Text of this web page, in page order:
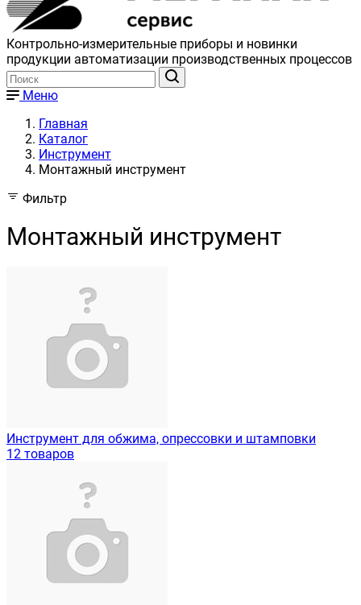
Контрольно-измерительные приборы и новинки
продукции автоматизации производственных процессов
Меню
Главная
Каталог
Инструмент
Монтажный инструмент
Фильтр
Монтажный инструмент
Инструмент для обжима, опрессовки и штамповки
12 товаров